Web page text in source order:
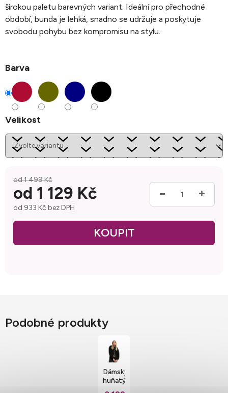
širokou paletu barevných variant. Ideální pro přechodné
období, bunda je lehká, snadno se udržuje a poskytuje
svobodu pohybu bez kompromisu na stylu.
Barva
Velikost
od 1 499 Kč
od 1 129 Kč
od 933 Kč bez DPH
Podobné produkty
Dámský
huňatý